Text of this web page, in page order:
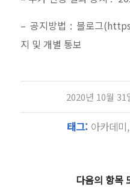
– 공지방법 : 블로그
지 및 개별 통보
2020년 10월 31
/
태그: 아카데미,
다음의 항목